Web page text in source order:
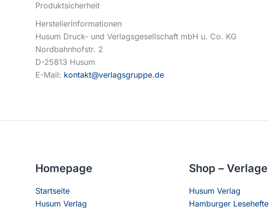
Produktsicherheit
Herstellerinformationen
Husum Druck- und Verlagsgesellschaft mbH u. Co. KG
Nordbahnhofstr. 2
D-25813 Husum
E-Mail: kontakt@verlagsgruppe.de
Homepage
Startseite
Husum Verlag
Shop – Verlage
Husum Verlag
Hamburger Lesehefte